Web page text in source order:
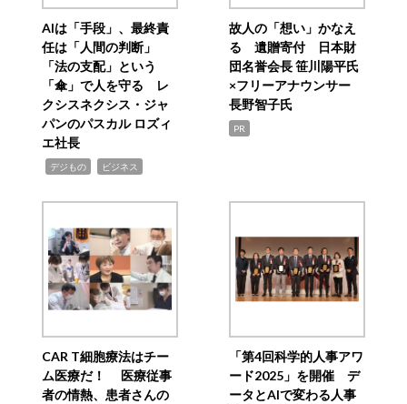
AIは「手段」、最終責
任は「人間の判断」
「法の支配」という
「傘」で人を守る レ
クシスネクシス・ジャ
パンのパスカル ロズィ
エ社長
デジもの ビジネス
故人の「想い」かなえ
る 遺贈寄付 日本財
団名誉会長 笹川陽平氏
×フリーアナウンサー
長野智子氏
PR
CAR T細胞療法はチー
ム医療だ！ 医療従事
者の情熱、患者さんの
「第4回科学的人事アワ
ード2025」を開催 デ
ータとAIで変わる人事